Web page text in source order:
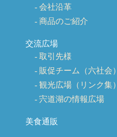
会社沿革
商品のご紹介
交流広場
取引先様
販促チーム（六社会）
観光広場（リンク集）
宍道湖の情報広場
美食通販